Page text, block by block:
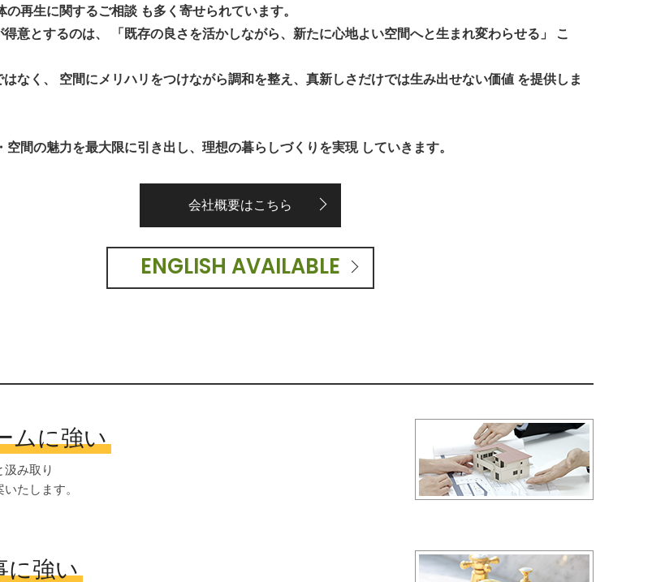
再生に関するご相談 も多く寄せられています。
意とするのは、 「既存の良さを活かしながら、新たに心地よい空間へと生まれ変わらせる」 こ
なく、 空間にメリハリをつけながら調和を整え、真新しさだけでは生み出せない価値 を提供しま
空間の魅力を最大限に引き出し、理想の暮らしづくりを実現 していきます。
会社概要はこちら
ENGLISH AVAILABLE
ムに強い
み取り
たします。
に強い